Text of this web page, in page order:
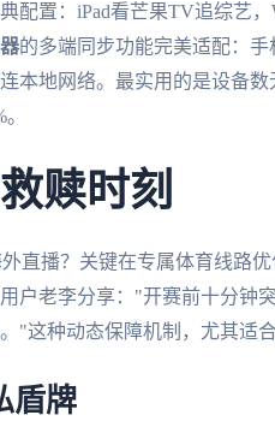
配置：iPad看芒果TV追综艺
的多端同步功能完美适配：
本地网络。最实用的是设备
赎时刻
直播？关键在专属体育线路
户老李分享："开赛前十分钟
"这种动态保障机制，尤其适
盾牌